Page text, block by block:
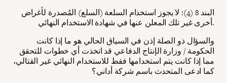
البند 8 (4): لا يجوز استخدام السلعة (السلع) المُصدرة لأغراض
أخرى غير تلك المعلن عنها في شهادة الاستخدام النهائي.
والسؤال ذو الصلة إذن في السياق الحالي هو ما إذا كانت
الحكومة / وزارة الإنتاج الدفاعي قد اتخذت أي خطوات للتحقق
مما إذا كانت يتم استخدامها فقط للاستخدام النهائي غير القتالي،
كما ادعى المتحدث باسم شركة أداني؟